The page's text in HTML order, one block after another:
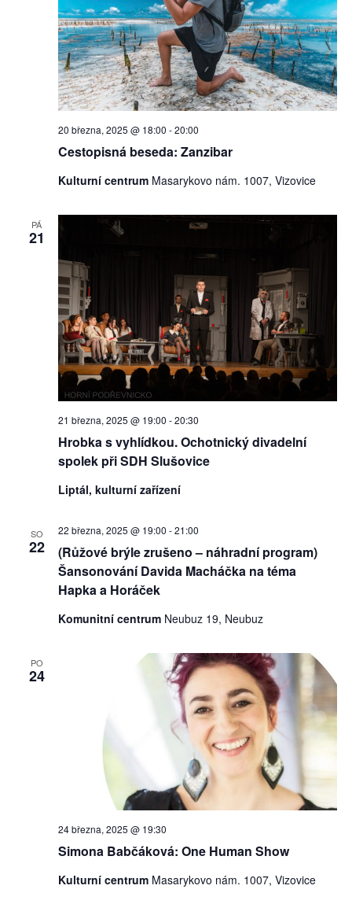
Cestopisná beseda: Zanzibar
20 března, 2025 @ 18:00 -20:00
Kulturní centrum Masarykovo nám. 1007, Vizovice
PÁ
21
Hrobka s vyhlídkou. Ochotnický divadelní
spolek při SDH Slušovice
21 března, 2025 @ 19:00 -20:30
Liptál, kulturní zařízení
SO
22
(Růžové brýle zrušeno – náhradní program)
Šansonování Davida Macháčka na téma
Hapka a Horáček
22 března, 2025 @ 19:00 -21:00
Komunitní centrum Neubuz 19, Neubuz
PO
24
Simona Babčáková: One Human Show
24 března, 2025 @ 19:30
Kulturní centrum Masarykovo nám. 1007, Vizovice